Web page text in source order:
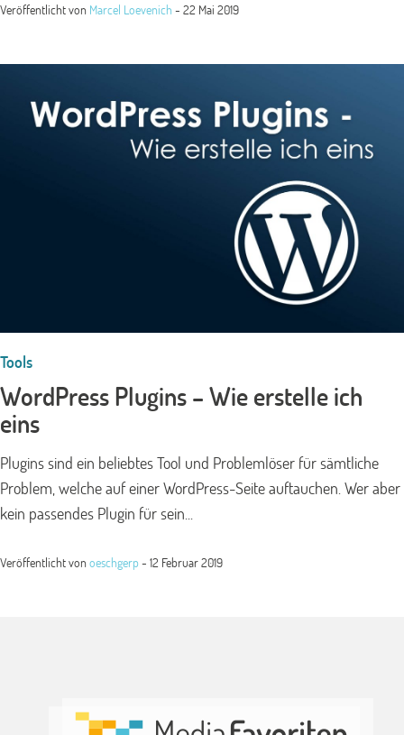
Veröffentlicht von Marcel Loevenich - 22 Mai 2019
Tools
WordPress Plugins – Wie erstelle ich
eins
Plugins sind ein beliebtes Tool und Problemlöser für sämtliche
Problem, welche auf einer WordPress-Seite auftauchen. Wer aber
kein passendes Plugin für sein...
Veröffentlicht vonoeschgerp- 12 Februar 2019